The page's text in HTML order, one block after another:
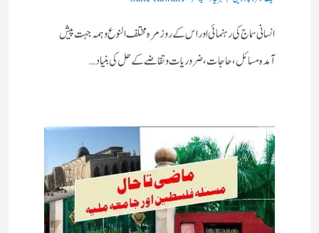
انسانی سماج کی رہنمائی اور اس کے روز مرہ مختلف النوع وہمہ جہت پیش
آمدہ مسائل ، حاجات ، ضروریات وتقاضے کے حل کی بنیاد…